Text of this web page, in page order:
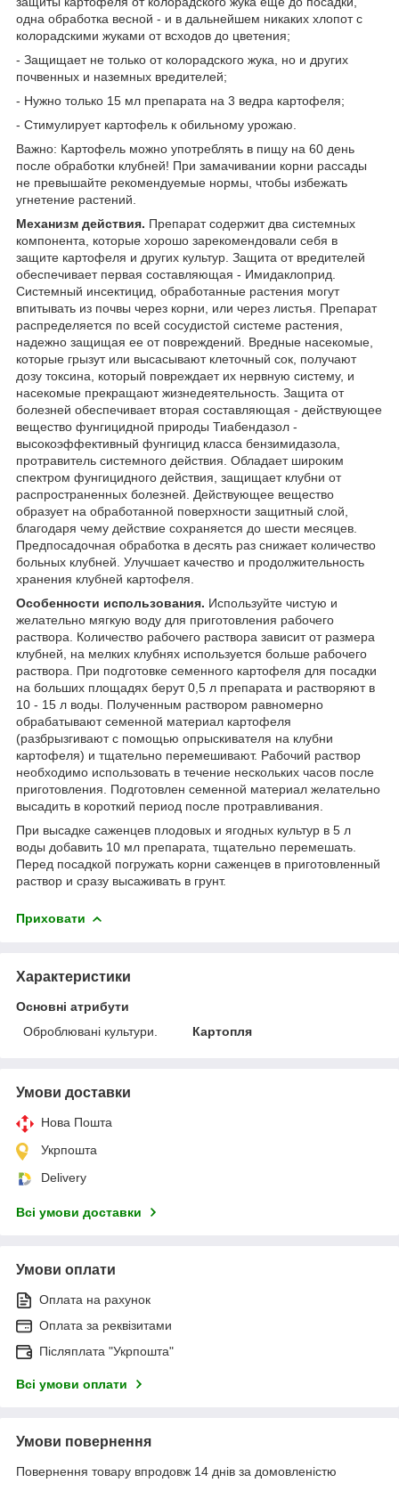
одна обработка весной - и в дальнейшем никаких хлопот с
колорадскими жуками от всходов до цветения;
- Защищает не только от колорадского жука, но и других
почвенных и наземных вредителей;
- Нужно только 15 мл препарата на 3 ведра картофеля;
- Стимулирует картофель к обильному урожаю.
Важно: Картофель можно употреблять в пищу на 60 день
после обработки клубней! При замачивании корни рассады
не превышайте рекомендуемые нормы, чтобы избежать
угнетение растений.
Механизм действия. Препарат содержит два системных
компонента, которые хорошо зарекомендовали себя в
защите картофеля и других культур. Защита от вредителей
обеспечивает первая составляющая - Имидаклоприд.
Системный инсектицид, обработанные растения могут
впитывать из почвы через корни, или через листья. Препарат
распределяется по всей сосудистой системе растения,
надежно защищая ее от повреждений. Вредные насекомые,
которые грызут или высасывают клеточный сок, получают
дозу токсина, который повреждает их нервную систему, и
насекомые прекращают жизнедеятельность. Защита от
болезней обеспечивает вторая составляющая - действующее
вещество фунгицидной природы Тиабендазол -
высокоэффективный фунгицид класса бензимидазола,
протравитель системного действия. Обладает широким
спектром фунгицидного действия, защищает клубни от
распространенных болезней. Действующее вещество
образует на обработанной поверхности защитный слой,
благодаря чему действие сохраняется до шести месяцев.
Предпосадочная обработка в десять раз снижает количество
больных клубней. Улучшает качество и продолжительность
хранения клубней картофеля.
Особенности использования. Используйте чистую и
желательно мягкую воду для приготовления рабочего
раствора. Количество рабочего раствора зависит от размера
клубней, на мелких клубнях используется больше рабочего
раствора. При подготовке семенного картофеля для посадки
на больших площадях берут 0,5 л препарата и растворяют в
10 - 15 л воды. Полученным раствором равномерно
обрабатывают семенной материал картофеля
(разбрызгивают с помощью опрыскивателя на клубни
картофеля) и тщательно перемешивают. Рабочий раствор
необходимо использовать в течение нескольких часов после
приготовления. Подготовлен семенной материал желательно
высадить в короткий период после протравливания.
При высадке саженцев плодовых и ягодных культур в 5 л
воды добавить 10 мл препарата, тщательно перемешать.
Перед посадкой погружать корни саженцев в приготовленный
раствор и сразу высаживать в грунт.
Приховати
Характеристики
Основні атрибути
Оброблювані культури.
Картопля
Умови доставки
Нова Пошта
Укрпошта
Delivery
Всі умови доставки
Умови оплати
Оплата на рахунок
Оплата за реквізитами
Післяплата "Укрпошта"
Всі умови оплати
Умови повернення
Повернення товару впродовж 14 днів за домовленістю